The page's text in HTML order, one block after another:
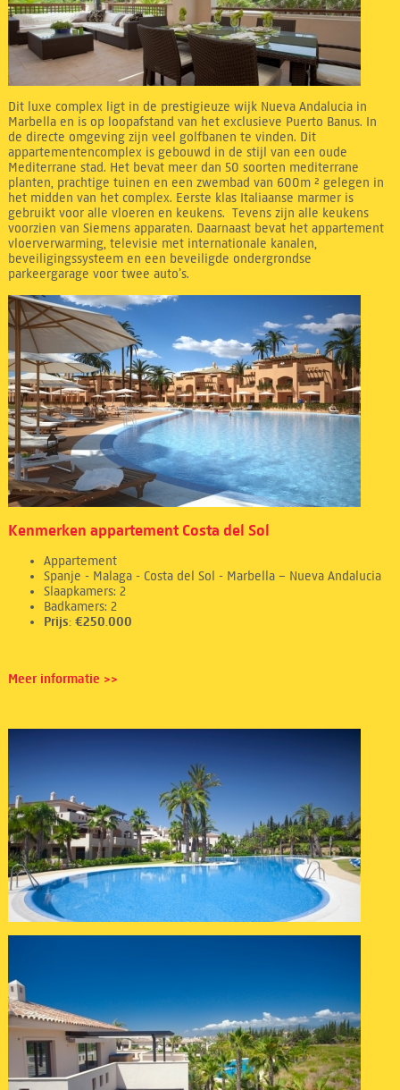
Dit luxe complex ligt in de prestigieuze wijk Nueva Andalucia in
Marbella en is op loopafstand van het exclusieve Puerto Banus. In
de directe omgeving zijn veel golfbanen te vinden. Dit
appartementencomplex is gebouwd in de stijl van een oude
Mediterrane stad. Het bevat meer dan 50 soorten mediterrane
planten, prachtige tuinen en een zwembad van 600m ² gelegen in
het midden van het complex. Eerste klas Italiaanse marmer is
gebruikt voor alle vloeren en keukens. Tevens zijn alle keukens
voorzien van Siemens apparaten. Daarnaast bevat het appartement
vloerverwarming, televisie met internationale kanalen,
beveiligingssysteem en een beveiligde ondergrondse
parkeergarage voor twee auto’s.
Kenmerken appartement Costa del Sol
Appartement
Spanje - Malaga - Costa del Sol - Marbella – Nueva Andalucia
Slaapkamers: 2
Badkamers: 2
Prijs: €250.000
Meer informatie >>